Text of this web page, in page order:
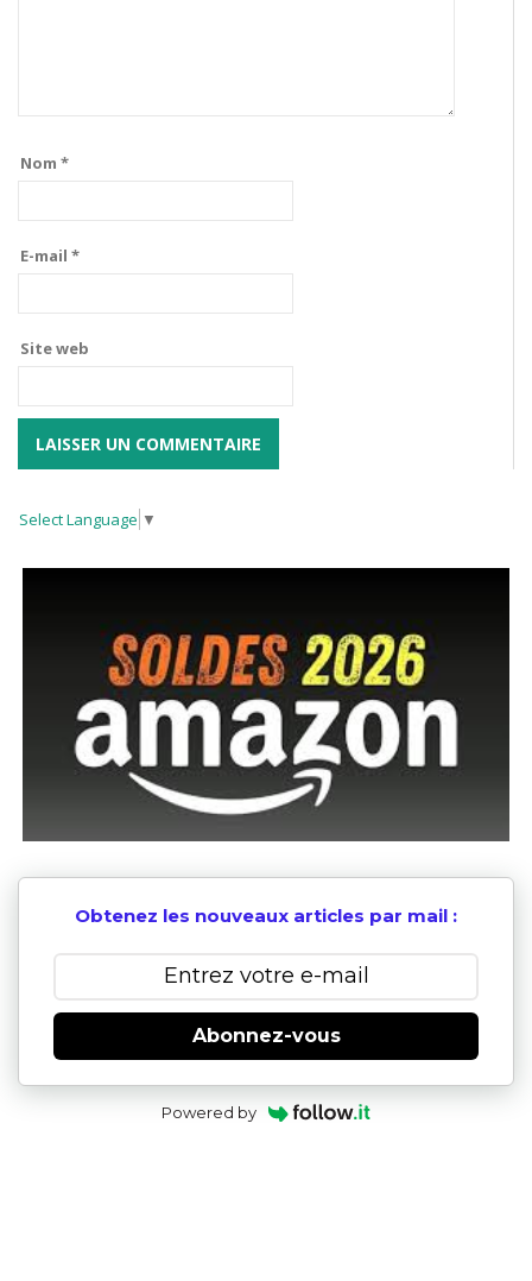
Nom *
E-mail *
Site web
Select Language ▼
Obtenez les nouveaux articles par mail :
Abonnez-vous
Powered by